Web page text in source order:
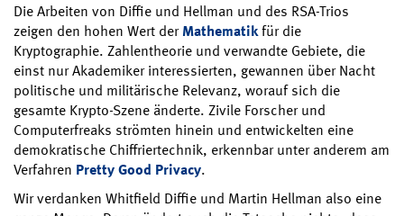
Die Arbeiten von Diffie und Hellman und des RSA-Trios
zeigen den hohen Wert derMathematikfür die
Kryptographie. Zahlentheorie und verwandte Gebiete, die
einst nur Akademiker interessierten, gewannen über Nacht
politische und militärische Relevanz, worauf sich die
gesamte Krypto-Szene änderte. Zivile Forscher und
Computerfreaks strömten hinein und entwickelten eine
demokratische Chiffriertechnik, erkennbar unter anderem am
Verfahren Pretty Good Privacy.
Wir verdanken Whitfield Diffie und Martin Hellman also eine